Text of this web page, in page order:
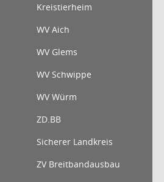
Kreistierheim
WV Aich
WV Glems
WV Schwippe
WV Würm
ZD.BB
Sicherer Landkreis
ZV Breitbandausbau